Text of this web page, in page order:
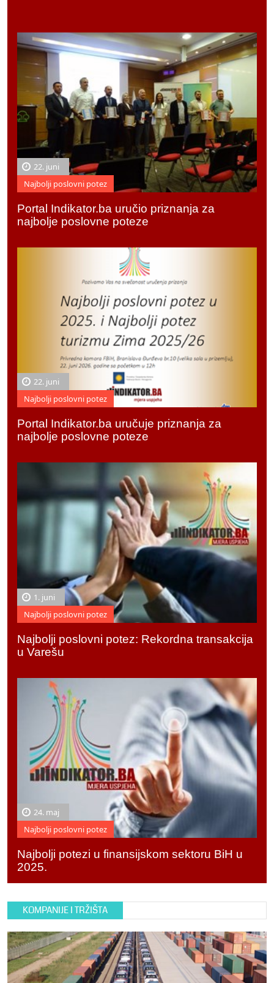
22. juni
Najbolji poslovni potez
Portal Indikator.ba uručio priznanja za
najbolje poslovne poteze
22. juni
Najbolji poslovni potez
Portal Indikator.ba uručuje priznanja za
najbolje poslovne poteze
1. juni
Najbolji poslovni potez
Najbolji poslovni potez: Rekordna transakcija
u Varešu
24. maj
Najbolji poslovni potez
Najbolji potezi u finansijskom sektoru BiH u
2025.
KOMPANIJE I TRŽIŠTA